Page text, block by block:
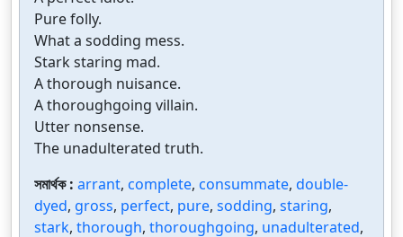
Pure folly.
What a sodding mess.
Stark staring mad.
A thorough nuisance.
A thoroughgoing villain.
Utter nonsense.
The unadulterated truth.
সমার্থক : arrant, complete, consummate, double-
dyed, gross, perfect, pure, sodding, staring,
stark, thorough, thoroughgoing, unadulterated,